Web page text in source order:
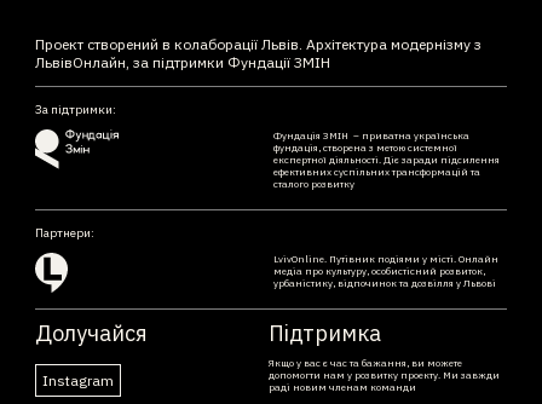
Проект створений в колаборації Львів. Архітектура модернізму з
ЛьвівОнлайн, за підтримки Фундації ЗМІН
За підтримки:
Фундація ЗМІН – приватна українська
фундація, створена з метою системної
експертної діяльності. Діє заради підсилення
ефективних суспільних трансформацій та
сталого розвитку
Партнери:
LvivOnline. Путівник подіями у місті. Онлайн
медіа про культуру, особистісний розвиток,
урбаністику, відпочинок та дозвілля у Львові
Долучайся
Instagram
Підтримка
Якщо у вас є час та бажання, ви можете
допомогти нам у розвитку проекту. Ми завжди
раді новим членам команди